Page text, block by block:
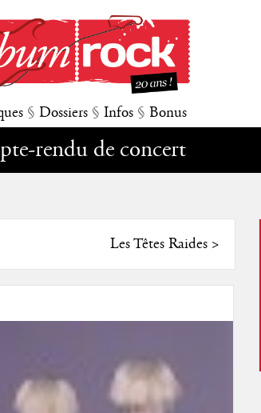
§ Dossiers § Infos § Bonus
rendu de concert
Les Têtes Raides>